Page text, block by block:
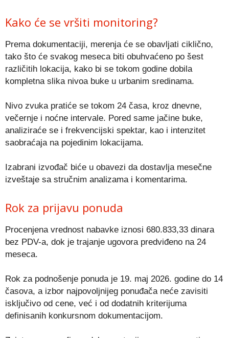
Kako će se vršiti monitoring?
Prema dokumentaciji, merenja će se obavljati ciklično,
tako što će svakog meseca biti obuhvaćeno po šest
različitih lokacija, kako bi se tokom godine dobila
kompletna slika nivoa buke u urbanim sredinama.
Nivo zvuka pratiće se tokom 24 časa, kroz dnevne,
večernje i noćne intervale. Pored same jačine buke,
analiziraće se i frekvencijski spektar, kao i intenzitet
saobraćaja na pojedinim lokacijama.
Izabrani izvođač biće u obavezi da dostavlja mesečne
izveštaje sa stručnim analizama i komentarima.
Rok za prijavu ponuda
Procenjena vrednost nabavke iznosi 680.833,33 dinara
bez PDV-a, dok je trajanje ugovora predviđeno na 24
meseca.
Rok za podnošenje ponuda je 19. maj 2026. godine do 14
časova, a izbor najpovoljnijeg ponuđača neće zavisiti
isključivo od cene, već i od dodatnih kriterijuma
definisanih konkursnom dokumentacijom.